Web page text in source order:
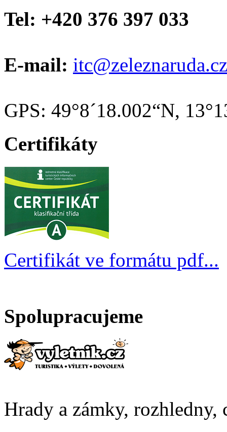
Tel: +420 376 397 033
E-mail: itc@zeleznaruda.cz
GPS: 49°8´18.002“N,
Certifikáty
Certifikát ve formátu pdf...
Spolupracujeme
Hrady a zámky,